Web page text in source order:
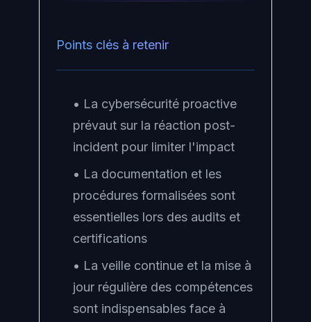
Points clés à retenir
• La cybersécurité proactive
prévaut sur la réaction post-
incident pour limiter l'impact
• La documentation et les
procédures formalisées sont
essentielles lors des audits et
certifications
• La veille continue et la mise à
jour régulière des compétences
sont indispensables face à